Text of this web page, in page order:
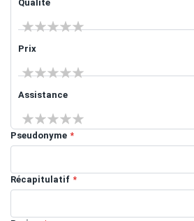
Qualité
1 star2 stars
3 stars
4 stars5 stars
Prix
1 star2 stars
3 stars
4 stars5 stars
Assistance
1 star2 stars
3 stars
4 stars5 stars
Pseudonyme
Récapitulatif